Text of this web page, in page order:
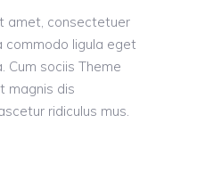
amet, consectetuer
commodo ligula eget
Cum sociis Theme
magnis dis
ridiculus mus.